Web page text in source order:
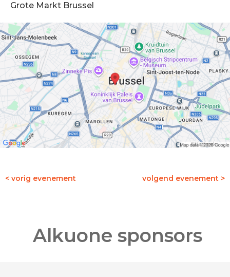
Grote Markt Brussel
< vorig evenement volgend evenement >
Alkuone sponsors